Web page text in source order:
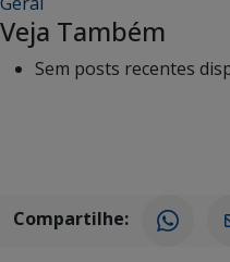
Veja Também
Sem posts recentes
Compartilhe: